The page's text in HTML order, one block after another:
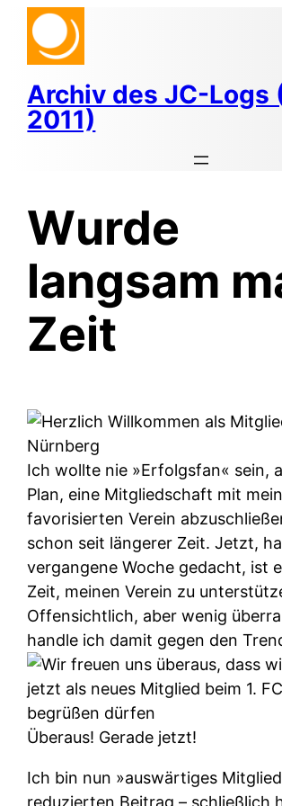
Zum
Inhalt
springen
Archiv des JC-Logs
2011)
Wurde
langsam
Zeit
Ich wollte nie »Erfolgsfan« sein,
Plan, eine Mitgliedschaft mit
favorisierten Verein
schon seit längerer Zeit. Jetzt,
vergangene Woche gedacht, ist
Zeit, meinen Verein zu
Offensichtlich, aber wenig
handle ich damit gegen den
Überaus! Gerade jetzt!
Ich bin nun »auswärtiges
reduzierten Beitrag – schließlich